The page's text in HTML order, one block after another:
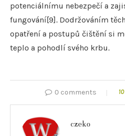
potenciálnímu nebezpečí a
fungování[9]. Dodržováním
opatření a postupů čištění si
teplo a pohodlí svého krbu.
0 comments 10
czeko